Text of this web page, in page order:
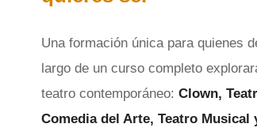
Una formación única para quienes
largo de un curso completo
teatro contemporáneo: Clown,
Comedia del Arte, Teatro Musical